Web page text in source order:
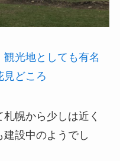
光地としても有名
見どころ
幌から少しは近く
設中のようでし